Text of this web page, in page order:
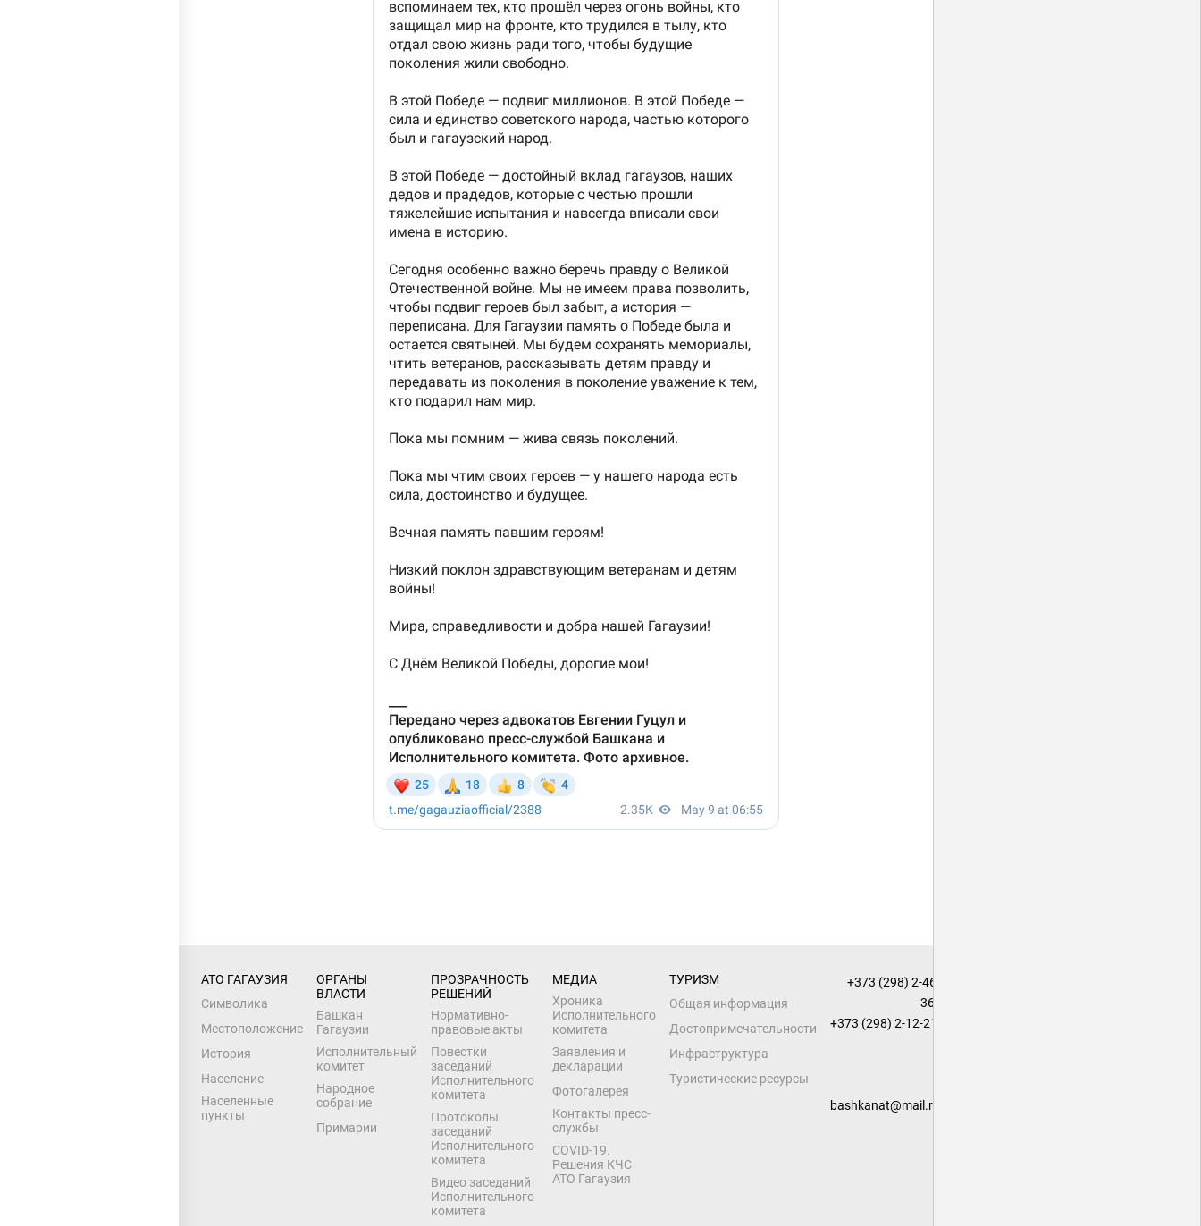
АТО ГАГАУЗИЯ
Символика
Местоположение
История
Население
Населенные
пункты
ОРГАНЫ
ВЛАСТИ
Башкан
Гагаузии
Исполнительный
комитет
Народное
собрание
Примарии
ПРОЗРАЧНОСТЬ
РЕШЕНИЙ
Нормативно-
правовые акты
Повестки
заседаний
Исполнительного
комитета
Протоколы
заседаний
Исполнительного
комитета
Видео заседаний
Исполнительного
комитета
МЕДИА
Хроника
Исполнительного
комитета
Заявления и
декларации
Фотогалерея
Контакты пресс-
службы
COVID-19.
Решения КЧС
АТО Гагаузия
ТУРИЗМ
Общая информация
Достопримечательности
Инфраструктура
Туристические ресурсы
+373 (298) 2-46-
36
+373 (298) 2-12-21
bashkanat@mail.ru